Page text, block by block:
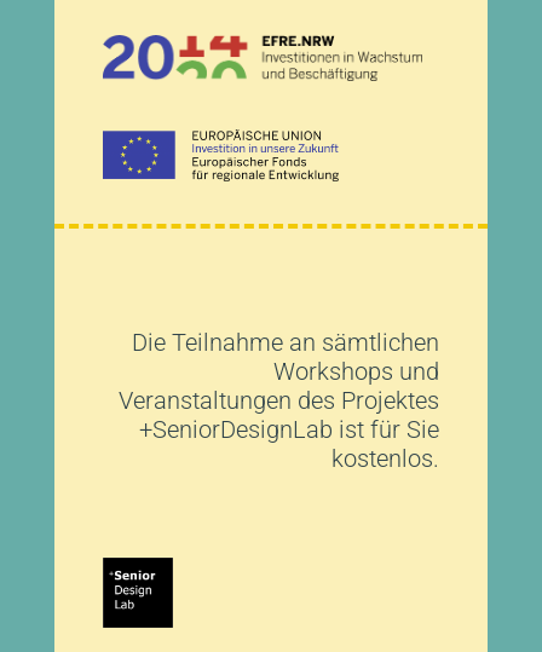
Die Teilnahme an sämtlichen
Workshops und
Veranstaltungen des Projektes
+SeniorDesignLab ist für Sie
kostenlos.